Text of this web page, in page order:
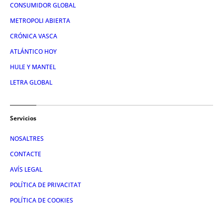
CONSUMIDOR GLOBAL
METROPOLI ABIERTA
CRÓNICA VASCA
ATLÁNTICO HOY
HULE Y MANTEL
LETRA GLOBAL
Servicios
NOSALTRES
CONTACTE
AVÍS LEGAL
POLÍTICA DE PRIVACITAT
POLÍTICA DE COOKIES